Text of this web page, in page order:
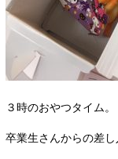
３時のおやつタイム。
卒業生さんからの差し